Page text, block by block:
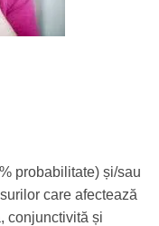
probabilitate) și/sau
care afectează
conjunctivită și